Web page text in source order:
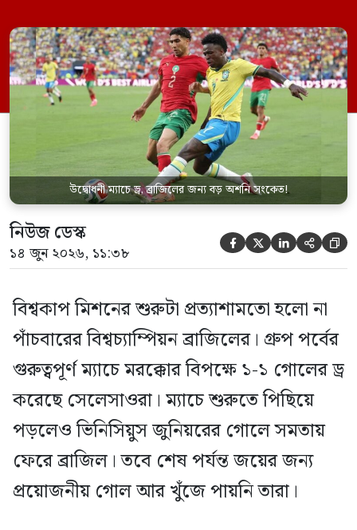
ফেরে ব্রাজিল। তবে শেষ পর্যন্ত জয়ের জন্য
প্রয়োজনীয় গোল আর খুঁজে পায়নি তারা। এই
ড্রয়ের মাধ্যমে বিশ্বকাপ ইতিহাসে চতুর্থবারের
মতো নিজেদের উদ্বোধনী ম্যাচে জয়বঞ্চিত হলো
ব্রাজিল। আর […]
উদ্বোধনী ম্যাচে ড্র, ব্রাজিলের জন্য বড় অশনি সংকেত!
নিউজ ডেস্ক
১৪ জুন ২০২৬, ১১:৩৮     
বিশ্বকাপ মিশনের শুরুটা প্রত্যাশামতো হলো না
পাঁচবারের বিশ্বচ্যাম্পিয়ন ব্রাজিলের। গ্রুপ পর্বের
গুরুত্বপূর্ণ ম্যাচে মরক্কোর বিপক্ষে ১-১ গোলের ড্র
করেছে সেলেসাওরা। ম্যাচে শুরুতে পিছিয়ে
পড়লেও ভিনিসিয়ুস জুনিয়রের গোলে সমতায়
ফেরে ব্রাজিল। তবে শেষ পর্যন্ত জয়ের জন্য
প্রয়োজনীয় গোল আর খুঁজে পায়নি তারা।